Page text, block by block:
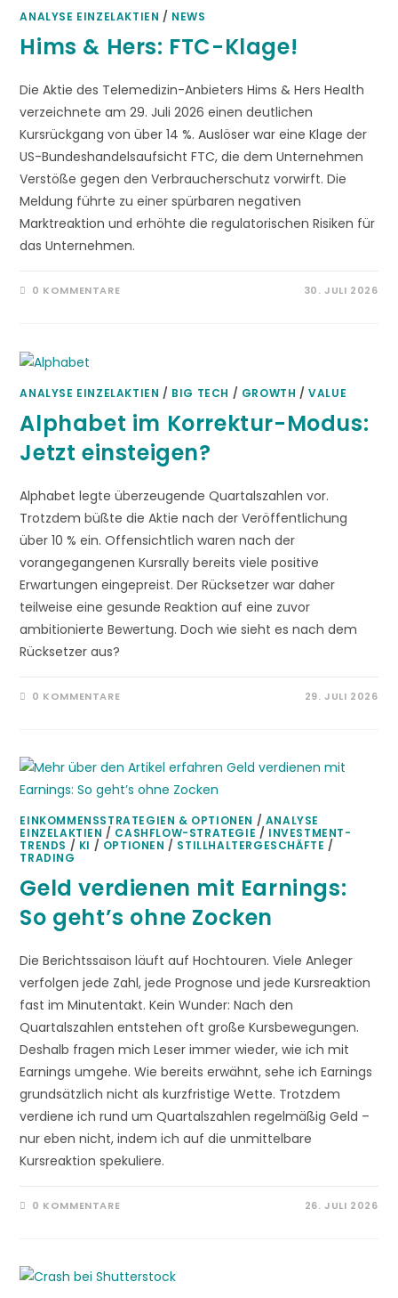
ANALYSE EINZELAKTIEN / NEWS
Hims & Hers: FTC-Klage!
Die Aktie des Telemedizin-Anbieters Hims & Hers Health
verzeichnete am 29. Juli 2026 einen deutlichen
Kursrückgang von über 14 %. Auslöser war eine Klage der
US-Bundeshandelsaufsicht FTC, die dem Unternehmen
Verstöße gegen den Verbraucherschutz vorwirft. Die
Meldung führte zu einer spürbaren negativen
Marktreaktion und erhöhte die regulatorischen Risiken für
das Unternehmen.
0 KOMMENTARE 30. JULI 2026
ANALYSE EINZELAKTIEN / BIG TECH / GROWTH /VALUE
Alphabet im Korrektur-Modus:
Jetzt einsteigen?
Alphabet legte überzeugende Quartalszahlen vor.
Trotzdem büßte die Aktie nach der Veröffentlichung
über 10 % ein. Offensichtlich waren nach der
vorangegangenen Kursrally bereits viele positive
Erwartungen eingepreist. Der Rücksetzer war daher
teilweise eine gesunde Reaktion auf eine zuvor
ambitionierte Bewertung. Doch wie sieht es nach dem
Rücksetzer aus?
0 KOMMENTARE 29. JULI 2026
EINKOMMENSSTRATEGIEN & OPTIONEN / ANALYSE
EINZELAKTIEN / CASHFLOW-STRATEGIE / INVESTMENT-
TRENDS / KI / OPTIONEN / STILLHALTERGESCHÄFTE /
TRADING
Geld verdienen mit Earnings:
So geht’s ohne Zocken
Die Berichtssaison läuft auf Hochtouren. Viele Anleger
verfolgen jede Zahl, jede Prognose und jede Kursreaktion
fast im Minutentakt. Kein Wunder: Nach den
Quartalszahlen entstehen oft große Kursbewegungen.
Deshalb fragen mich Leser immer wieder, wie ich mit
Earnings umgehe. Wie bereits erwähnt, sehe ich Earnings
grundsätzlich nicht als kurzfristige Wette. Trotzdem
verdiene ich rund um Quartalszahlen regelmäßig Geld –
nur eben nicht, indem ich auf die unmittelbare
Kursreaktion spekuliere.
0 KOMMENTARE 26. JULI 2026